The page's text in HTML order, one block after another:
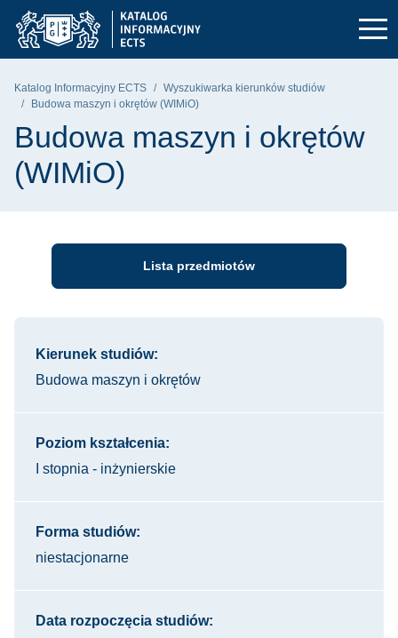
Przejdź do głównego menu
Przejdź do nawigacji
Przejdź do treści
Politechnika Gdańska - strona główna
Katalog Informacyjny ECTS
Wyszukiwarka kierunków studiów
Budowa maszyn i okrętów (WIMiO)
Budowa maszyn i okrętów
(WIMiO)
Lista przedmiotów
Kierunek studiów:
Budowa maszyn i okrętów
Poziom kształcenia:
I stopnia - inżynierskie
Forma studiów:
niestacjonarne
Data rozpoczęcia studiów: